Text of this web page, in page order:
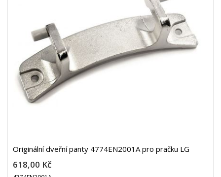
Originální dveřní panty 4774EN2001A pro pračku LG
618,00 Kč